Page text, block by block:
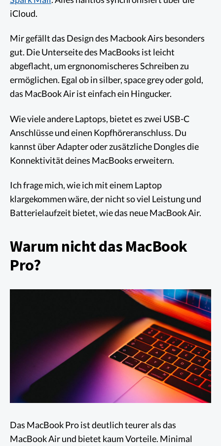
iCloud.
Mir gefällt das Design des Macbook Airs besonders
gut. Die Unterseite des MacBooks ist leicht
abgeflacht, um ergnonomischeres Schreiben zu
ermöglichen. Egal ob in silber, space grey oder gold,
das MacBook Air ist einfach ein Hingucker.
Wie viele andere Laptops, bietet es zwei USB-C
Anschlüsse und einen Kopfhöreranschluss. Du
kannst über Adapter oder zusätzliche Dongles die
Konnektivität deines MacBooks erweitern.
Ich frage mich, wie ich mit einem Laptop
klargekommen wäre, der nicht so viel Leistung und
Batterielaufzeit bietet, wie das neue MacBook Air.
Warum nicht das MacBook
Pro?
Das MacBook Pro ist deutlich teurer als das
MacBook Air und bietet kaum Vorteile. Minimal